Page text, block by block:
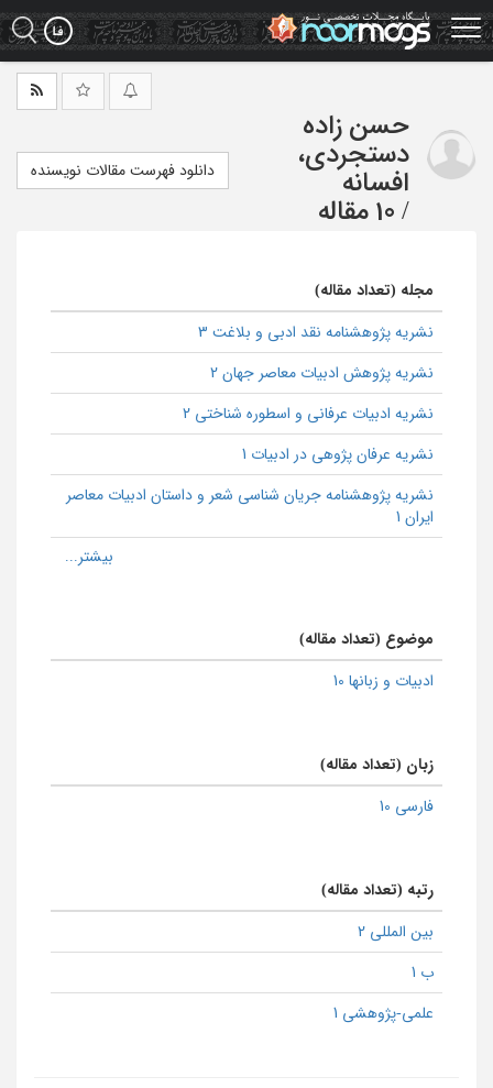
Skip
to
main
حسن زاده
دستجردی،
افسانه
/ 10 مقاله
دانلود فهرست مقالات نویسنده
مجله (تعداد مقاله)
نشریه پژوهشنامه نقد ادبی و بلاغت 3
نشریه پژوهش ادبیات معاصر جهان 2
نشریه ادبیات عرفانی و اسطوره شناختی 2
نشریه عرفان پژوهی در ادبیات 1
نشریه پژوهشنامه جریان شناسی شعر و داستان ادبیات معاصر
ایران 1
موضوع (تعداد مقاله)
ادبیات و زبانها 10
زبان (تعداد مقاله)
فارسی 10
رتبه (تعداد مقاله)
بین المللی 2
ب 1
علمی-پژوهشی 1